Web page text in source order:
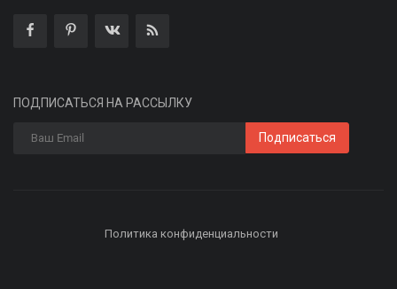
ПОДПИСАТЬСЯ НА РАССЫЛКУ
Подписаться
Политика конфиденциальности